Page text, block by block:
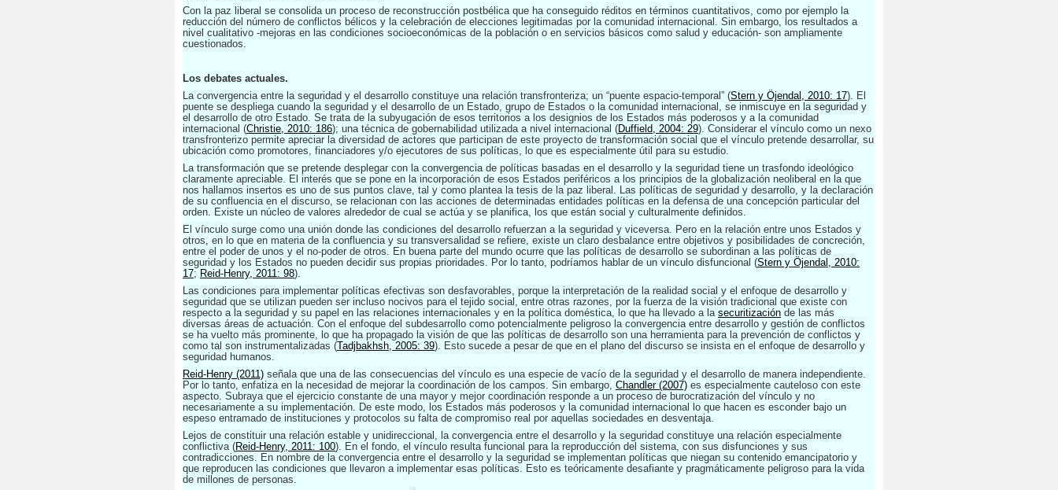
Con la paz liberal se consolida un proceso de reconstrucción postbélica que ha conseguido réditos en términos cuantitativos, como por ejemplo la
reducción del número de conflictos bélicos y la celebración de elecciones legitimadas por la comunidad internacional. Sin embargo, los resultados a
nivel cualitativo -mejoras en las condiciones socioeconómicas de la población o en servicios básicos como salud y educación- son ampliamente
cuestionados.
Los debates actuales.
La convergencia entre la seguridad y el desarrollo constituye una relación transfronteriza; un “puente espacio-temporal” (Stern y Öjendal, 2010: 17). El
puente se despliega cuando la seguridad y el desarrollo de un Estado, grupo de Estados o la comunidad internacional, se inmiscuye en la seguridad y
el desarrollo de otro Estado. Se trata de la subyugación de esos territorios a los designios de los Estados más poderosos y a la comunidad
internacional (Christie, 2010: 186); una técnica de gobernabilidad utilizada a nivel internacional (Duffield, 2004: 29). Considerar el vínculo como un nexo
transfronterizo permite apreciar la diversidad de actores que participan de este proyecto de transformación social que el vínculo pretende desarrollar, su
ubicación como promotores, financiadores y/o ejecutores de sus políticas, lo que es especialmente útil para su estudio.
La transformación que se pretende desplegar con la convergencia de políticas basadas en el desarrollo y la seguridad tiene un trasfondo ideológico
claramente apreciable. El interés que se pone en la incorporación de esos Estados periféricos a los principios de la globalización neoliberal en la que
nos hallamos insertos es uno de sus puntos clave, tal y como plantea la tesis de la paz liberal. Las políticas de seguridad y desarrollo, y la declaración
de su confluencia en el discurso, se relacionan con las acciones de determinadas entidades políticas en la defensa de una concepción particular del
orden. Existe un núcleo de valores alrededor de cual se actúa y se planifica, los que están social y culturalmente definidos.
El vínculo surge como una unión donde las condiciones del desarrollo refuerzan a la seguridad y viceversa. Pero en la relación entre unos Estados y
otros, en lo que en materia de la confluencia y su transversalidad se refiere, existe un claro desbalance entre objetivos y posibilidades de concreción,
entre el poder de unos y el no-poder de otros. En buena parte del mundo ocurre que las políticas de desarrollo se subordinan a las políticas de
seguridad y los Estados no pueden decidir sus propias prioridades. Por lo tanto, podríamos hablar de un vínculo disfuncional (Stern y Öjendal, 2010:
17; Reid-Henry, 2011: 98).
Las condiciones para implementar políticas efectivas son desfavorables, porque la interpretación de la realidad social y el enfoque de desarrollo y
seguridad que se utilizan pueden ser incluso nocivos para el tejido social, entre otras razones, por la fuerza de la visión tradicional que existe con
respecto a la seguridad y su papel en las relaciones internacionales y en la política doméstica, lo que ha llevado a la securitización de las más
diversas áreas de actuación. Con el enfoque del subdesarrollo como potencialmente peligroso la convergencia entre desarrollo y gestión de conflictos
se ha vuelto más prominente, lo que ha propagado la visión de que las políticas de desarrollo son una herramienta para la prevención de conflictos y
como tal son instrumentalizadas (Tadjbakhsh, 2005: 39). Esto sucede a pesar de que en el plano del discurso se insista en el enfoque de desarrollo y
seguridad humanos.
Reid-Henry (2011) señala que una de las consecuencias del vínculo es una especie de vacío de la seguridad y el desarrollo de manera independiente.
Por lo tanto, enfatiza en la necesidad de mejorar la coordinación de los campos. Sin embargo, Chandler (2007) es especialmente cauteloso con este
aspecto. Subraya que el ejercicio constante de una mayor y mejor coordinación responde a un proceso de burocratización del vínculo y no
necesariamente a su implementación. De este modo, los Estados más poderosos y la comunidad internacional lo que hacen es esconder bajo un
espeso entramado de instituciones y protocolos su falta de compromiso real por aquellas sociedades en desventaja.
Lejos de constituir una relación estable y unidireccional, la convergencia entre el desarrollo y la seguridad constituye una relación especialmente
conflictiva (Reid-Henry, 2011: 100). En el fondo, el vínculo resulta funcional para la reproducción del sistema, con sus disfunciones y sus
contradicciones. En nombre de la convergencia entre el desarrollo y la seguridad se implementan políticas que niegan su contenido emancipatorio y
que reproducen las condiciones que llevaron a implementar esas políticas. Esto es teóricamente desafiante y pragmáticamente peligroso para la vida
de millones de personas.